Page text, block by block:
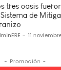
tres oasis
de
- 11
- Promoción -